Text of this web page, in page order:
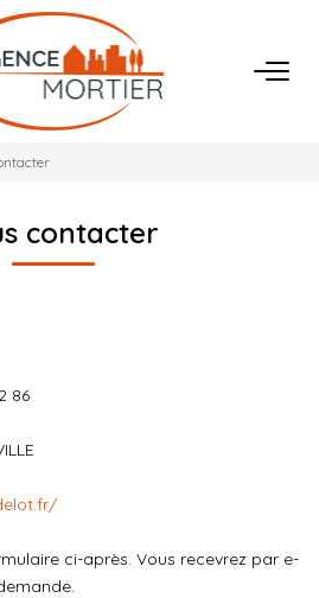
ACHETER
VENDUS
Sommes Nous
Actualités
CONTACT
contacter
86
ci-après. Vous recevrez par e-